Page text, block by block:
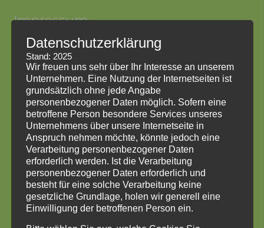
Impressum
Impressum
Datenschutzerklärung
HinweisgeberInnenschutzgesetz
Datenschutzerklärung
Stand: 2025
Wir freuen uns sehr über Ihr Interesse an unserem
Unternehmen. Eine Nutzung der Internetseiten ist
grundsätzlich ohne jede Angabe
personenbezogener Daten möglich. Sofern eine
betroffene Person besondere Services unseres
Unternehmens über unsere Internetseite in
Anspruch nehmen möchte, könnte jedoch eine
Verarbeitung personenbezogener Daten
erforderlich werden. Ist die Verarbeitung
personenbezogener Daten erforderlich und
besteht für eine solche Verarbeitung keine
gesetzliche Grundlage, holen wir generell eine
Einwilligung der betroffenen Person ein.